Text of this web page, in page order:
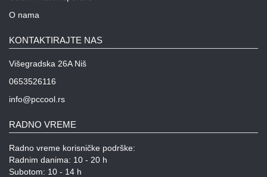
O nama
KONTAKTIRAJTE NAS
Višegradska 26A Niš
0653526116
info@pccool.rs
RADNO VREME
Radno vreme korisničke podrške:
Radnim danima: 10 - 20 h
Subotom: 10 - 14 h